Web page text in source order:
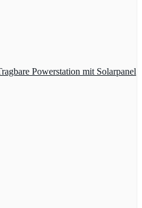
Powerstation mit Solarpanel